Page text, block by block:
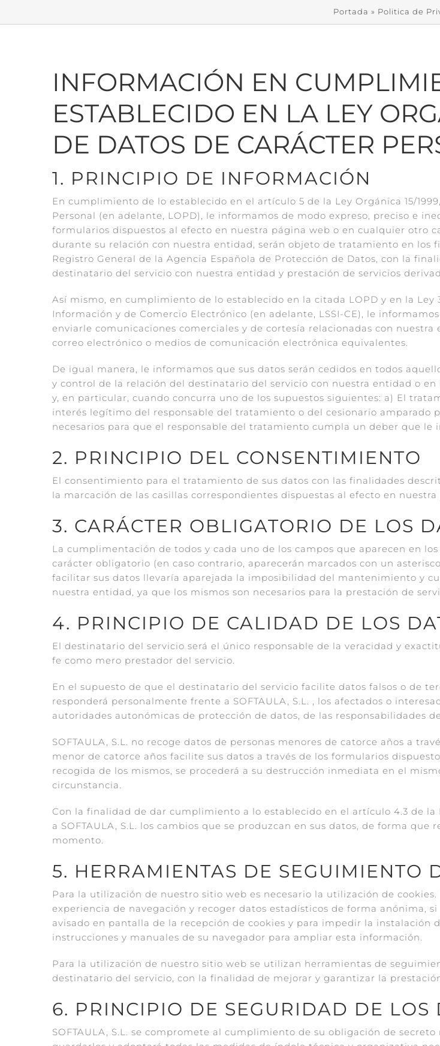
Portada » Politica de
INFORMACIÓN EN
ESTABLECIDO EN LA LEY
DE DATOS DE CARÁCTER
1. PRINCIPIO DE INFORMACIÓN
En cumplimiento de lo establecido en el artículo 5 de la Ley Orgánica 15/
Personal (en adelante, LOPD), le informamos de modo expreso, preciso e
formularios dispuestos al efecto en nuestra página web o en cualquier otro
durante su relación con nuestra entidad, serán objeto de tratamiento en los
Registro General de la Agencia Española de Protección de Datos, con la
destinatario del servicio con nuestra entidad y prestación de servicios
Así mismo, en cumplimiento de lo establecido en la citada LOPD y en la Ley
Información y de Comercio Electrónico (en adelante, LSSI-CE), le
enviarle comunicaciones comerciales y de cortesía relacionadas con
correo electrónico o medios de comunicación electrónica equivalentes.
De igual manera, le informamos que sus datos serán cedidos en todos
y control de la relación del destinatario del servicio con nuestra entidad o
y, en particular, cuando concurra uno de los supuestos siguientes: a) El
interés legítimo del responsable del tratamiento o del cesionario amparado
necesarios para que el responsable del tratamiento cumpla un deber que le
2. PRINCIPIO DEL CONSENTIMIENTO
El consentimiento para el tratamiento de sus datos con las finalidades
la marcación de las casillas correspondientes dispuestas al efecto en nuestra
3. CARÁCTER OBLIGATORIO DE LOS
La cumplimentación de todos y cada uno de los campos que aparecen en
carácter obligatorio (en caso contrario, aparecerán marcados con un
facilitar sus datos llevaría aparejada la imposibilidad del mantenimiento y
nuestra entidad, ya que los mismos son necesarios para la prestación de
4. PRINCIPIO DE CALIDAD DE LOS
El destinatario del servicio será el único responsable de la veracidad y
fe como mero prestador del servicio.
En el supuesto de que el destinatario del servicio facilite datos falsos o de
responderá personalmente frente a SOFTAULA, S.L. , los afectados o
autoridades autonómicas de protección de datos, de las responsabilidades
SOFTAULA, S.L. no recoge datos de personas menores de catorce años a
menor de catorce años facilite sus datos a través de los formularios
recogida de los mismos, se procederá a su destrucción inmediata en el
circunstancia.
Con la finalidad de dar cumplimiento a lo establecido en el artículo 4.3 de
a SOFTAULA, S.L. los cambios que se produzcan en sus datos, de forma
momento.
5. HERRAMIENTAS DE SEGUIMIENTO
Para la utilización de nuestro sitio web es necesario la utilización de
experiencia de navegación y recoger datos estadísticos de forma anónima,
avisado en pantalla de la recepción de cookies y para impedir la instalación
instrucciones y manuales de su navegador para ampliar esta información.
Para la utilización de nuestro sitio web se utilizan herramientas de
destinatario del servicio, con la finalidad de mejorar y garantizar la
6. PRINCIPIO DE SEGURIDAD DE LOS
SOFTAULA, S.L. se compromete al cumplimiento de su obligación de